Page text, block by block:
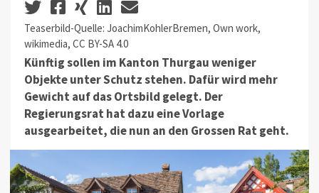
Teaserbild-Quelle: JoachimKohlerBremen, Own work,
wikimedia, CC BY-SA 4.0
Künftig sollen im Kanton Thurgau weniger
Objekte unter Schutz stehen. Dafür wird mehr
Gewicht auf das Ortsbild gelegt. Der
Regierungsrat hat dazu eine Vorlage
ausgearbeitet, die nun an den Grossen Rat geht.